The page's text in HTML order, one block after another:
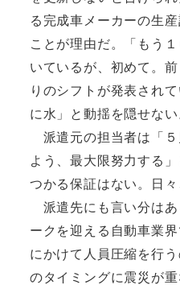
る完成車メーカーの生
ことが理由だ。「もう
いているが、初めて。
りのシフトが発表され
に水」と動揺を隠せない
派遣元の担当者は「５
よう、最大限努力する
つかる保証はない。日
派遣先にも言い分はあ
ークを迎える自動車業
にかけて人員圧縮を行
のタイミングに震災が